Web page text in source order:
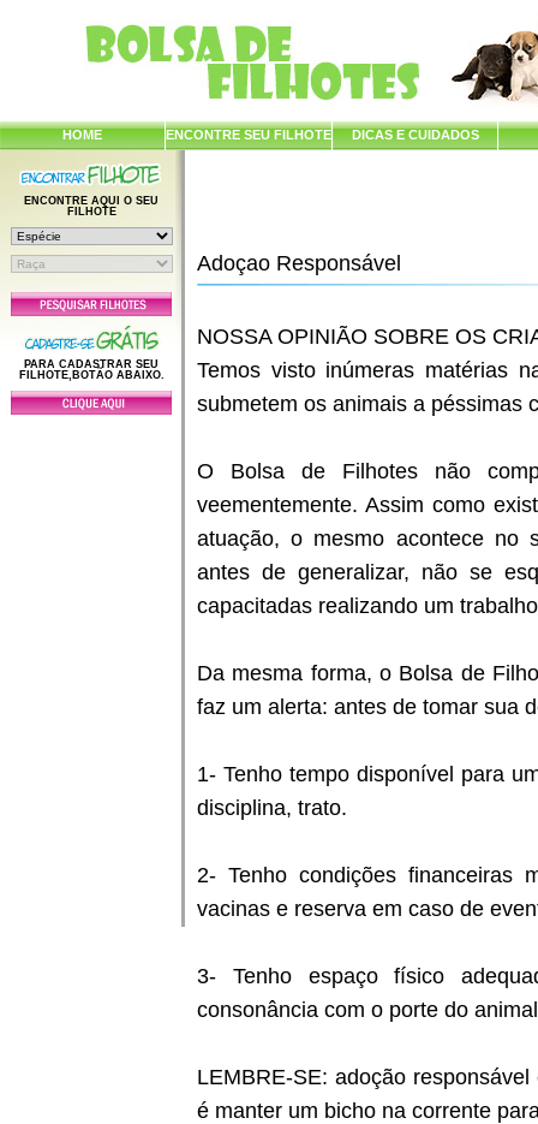
HOME ENCONTRE SEU FILHOTE DICAS E CUIDADOS
ENCONTRE AQUI O SEU
FILHOTE
PARA CADASTRAR SEU
FILHOTE,BOTÃO ABAIXO.
Adoçao Responsável
NOSSA OPINIÃO SOBRE OS
Temos visto inúmeras matérias
submetem os animais a péssimas
O Bolsa de Filhotes não
veementemente. Assim como
atuação, o mesmo acontece no
antes de generalizar, não se
capacitadas realizando um
Da mesma forma, o Bolsa de
faz um alerta: antes de tomar sua
1- Tenho tempo disponível para
disciplina, trato.
2- Tenho condições financeiras
vacinas e reserva em caso de
3- Tenho espaço físico
consonância com o porte do
LEMBRE-SE: adoção
é manter um bicho na corrente